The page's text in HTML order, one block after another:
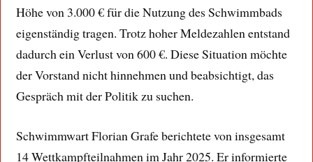
Höhe von 3.000 € für die Nutzung des Schwimmbads
eigenständig tragen. Trotz hoher Meldezahlen entstand
dadurch ein Verlust von 600 €. Diese Situation möchte
der Vorstand nicht hinnehmen und beabsichtigt, das
Gespräch mit der Politik zu suchen.
Schwimmwart Florian Grafe berichtete von insgesamt
14 Wettkampfteilnahmen im Jahr 2025. Er informierte